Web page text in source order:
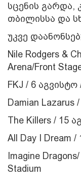
სცენის გარდა,
თბილისსა და
უკვე
Nile Rodgers &
Arena/Front
FKJ / 6 აგვისტო
Damian Lazarus
The Killers / 15
All Day I Dream
Imagine
Stadium